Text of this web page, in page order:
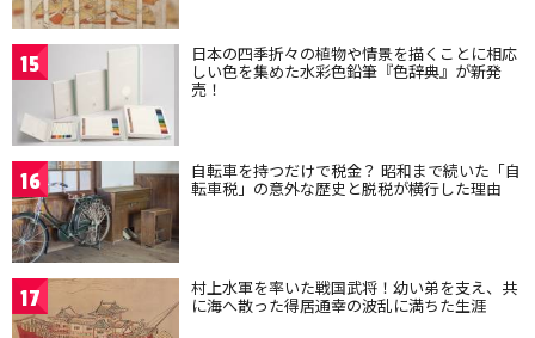
15 日本の四季折々の植物や情景を描くことに相応
しい色を集めた水彩色鉛筆『色辞典』が新発
売！
16 自転車を持つだけで税金？ 昭和まで続いた「自
転車税」の意外な歴史と脱税が横行した理由
17 村上水軍を率いた戦国武将！幼い弟を支え、共
に海へ散った得居通幸の波乱に満ちた生涯